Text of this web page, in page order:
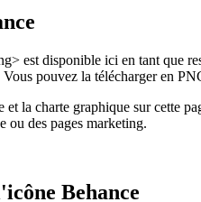
est disponible ici en tant que
pouvez la télécharger en
la charte graphique sur cette
ou des pages marketing.
Behance